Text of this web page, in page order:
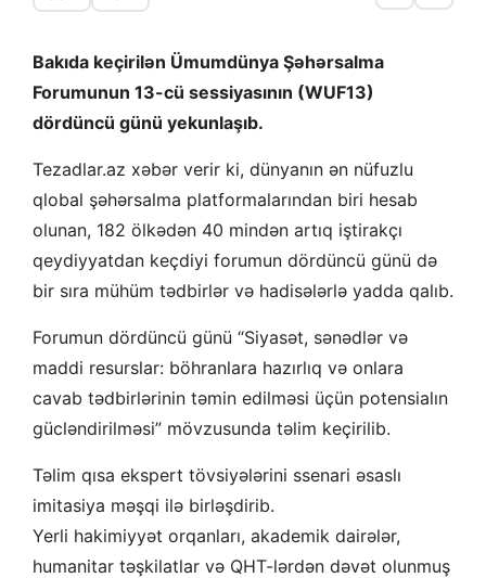
Bakıda keçirilən Ümumdünya Şəhərsalma
Forumunun 13-cü sessiyasının (WUF13)
dördüncü günü yekunlaşıb.
Tezadlar.az xəbər verir ki, dünyanın ən nüfuzlu
qlobal şəhərsalma platformalarından biri hesab
olunan, 182 ölkədən 40 mindən artıq iştirakçı
qeydiyyatdan keçdiyi forumun dördüncü günü də
bir sıra mühüm tədbirlər və hadisələrlə yadda qalıb.
Forumun dördüncü günü “Siyasət, sənədlər və
maddi resurslar: böhranlara hazırlıq və onlara
cavab tədbirlərinin təmin edilməsi üçün potensialın
gücləndirilməsi” mövzusunda təlim keçirilib.
Təlim qısa ekspert tövsiyələrini ssenari əsaslı
imitasiya məşqi ilə birləşdirib.
Yerli hakimiyyət orqanları, akademik dairələr,
humanitar təşkilatlar və QHT-lərdən dəvət olunmuş